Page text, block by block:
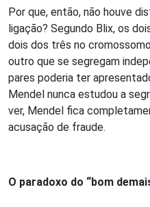
Por que, então, não houve
ligação? Segundo Blix, os
dois dos três no
outro que se segregam
pares poderia ter
Mendel nunca estudou a
ver, Mendel fica
acusação de fraude.
O paradoxo do “bom